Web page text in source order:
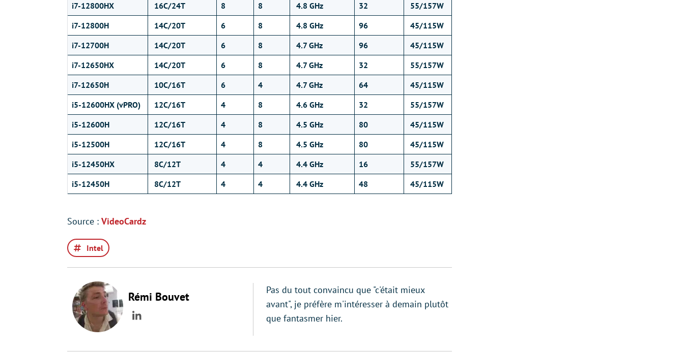
i7-12800HX
16C/24T 8 8 4.8 GHz 32
55/157W
i7-12800H
14C/20T 6 8 4.8 GHz 96
45/115W
i7-12700H
14C/20T 6 8 4.7 GHz 96
45/115W
i7-12650HX
14C/20T 6 8 4.7 GHz 32
55/157W
i7-12650H
10C/16T 6 4 4.7 GHz 64
45/115W
i5-12600HX (vPRO)
12C/16T 4 8 4.6 GHz 32
55/157W
i5-12600H
12C/16T 4 8 4.5 GHz 80
45/115W
i5-12500H
12C/16T 4 8 4.5 GHz 80
45/115W
i5-12450HX
8C/12T 4 4 4.4 GHz 16
55/157W
i5-12450H
8C/12T 4 4 4.4 GHz 48 45/115W
Source : VideoCardz
Intel
Rémi Bouvet
LinkedIn
Pas du tout convaincu que "c'était mieux
avant", je préfère m'intéresser à demain plutôt
que fantasmer hier.